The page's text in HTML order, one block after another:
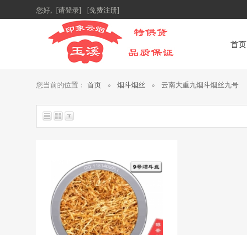
您好, [请登录] [免费注册]
首页
您当前的位置： 首页 » 烟斗烟丝 » 云南大重九烟斗烟丝九号